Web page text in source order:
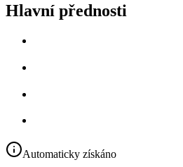
Hlavní přednosti
Automaticky získáno